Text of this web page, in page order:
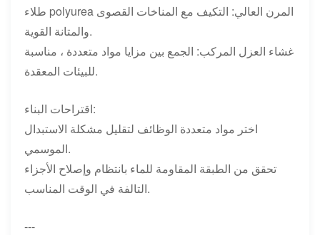
طلاء polyurea المرن العالي: التكيف مع المناخات القصوى
والمتانة القوية.
غشاء العزل المركب: الجمع بين مزايا مواد متعددة ، مناسبة
للبيئات المعقدة.
اقتراحات البناء:
اختر مواد متعددة الوظائف لتقليل مشكلة الاستبدال
الموسمي.
تحقق من الطبقة المقاومة للماء بانتظام وإصلاح الأجزاء
التالفة في الوقت المناسب.
---